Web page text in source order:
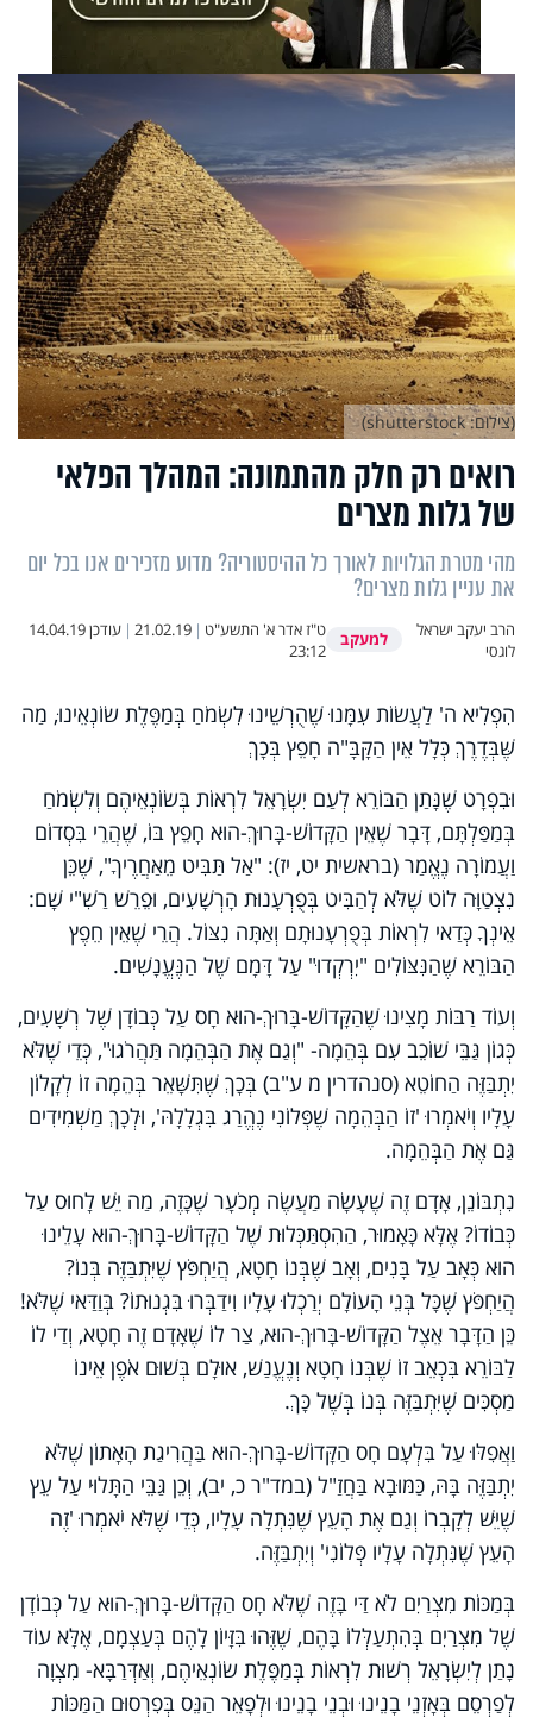
רואים רק חלק מהתמונה: המהלך הפלאי
של גלות מצרים
מהי מטרת הגלויות לאורך כל ההיסטוריה? מדוע מזכירים אנו בכל יום
את עניין גלות מצרים?
הרב יעקב ישראל
לוגסי
למעקב ט"ז אדר א' התשע"ט |
21.02.19
| עודכן14.04.19
23:12
(צילום: shutterstock)
הִפְלִיא ה' לַעֲשׂוֹת עִמָּנוּ שֶׁהֻרְשֵׁינוּ לִשְׂמֹחַ בְּמַפֶּלֶת שׂוֹנְאֵינוּ, מַה
שֶּׁבְּדֶרֶךְ כְּלָל אֵין הַקָּבָּ"ה חָפֵץ בְּכָךְ
וּבִפְרָט שֶׁנָּתַן הַבּוֹרֵא לְעַם יִשְׂרָאֵל לִרְאוֹת בְּשׂוֹנְאֵיהֶם וְלִשְׂמֹחַ
בְּמַפַּלְתָּם, דָּבָר שֶׁאֵין הַקָּדוֹשׁ-בָּרוּךְ-הוּא חָפֵץ בּוֹ, שֶׁהֲרֵי בִּסְדוֹם
וַעֲמוֹרָה נֶאֱמַר (בראשית יט, יז): "אַל תַּבִּיט מֵאַחֲרֶיךָ", שֶׁכֵּן
נִצְטַוָּה לוֹט שֶׁלֹּא לְהַבִּיט בְּפֻרְעָנוּת הָרְשָׁעִים, וּפֵרֵשׁ רַשִׁ"י שָׁם:
אֵינְךָ כְּדַאי לִרְאוֹת בְּפֻרְעָנוּתָם וְאַתָּה נִצּוֹל. הֲרֵי שֶׁאֵין חֵפֶץ
הַבּוֹרֵא שֶׁהַנִּצּוֹלִים "יִרְקְדוּ" עַל דָּמָם שֶׁל הַנֶּעֱנָשִׁים.
וְעוֹד רַבּוֹת מָצִינוּ שֶׁהַקָּדוֹשׁ-בָּרוּךְ-הוּא חָס עַל כְּבוֹדָן שֶׁל רְשָׁעִים,
כְּגוֹן גַּבֵּי שׁוֹכֵב עִם בְּהֵמָה- "וְגַם אֶת הַבְּהֵמָה תַּהֲרֹגוּ", כְּדֵי שֶׁלֹּא
יִתְבַּזֶּה הַחוֹטֵא (סנהדרין מ ע"ב) בְּכָךְ שֶׁתִּשָּׁאֵר בְּהֵמָה זוֹ לְקָלוֹן
עָלָיו וְיֹאמְרוּ 'זוֹ הַבְּהֵמָה שֶׁפְּלוֹנִי נֶהֱרַג בִּגְלָלָהּ', וּלְכָךְ מַשְׁמִידִים
גַּם אֶת הַבְּהֵמָה.
נִתְבּוֹנֵן, אָדָם זֶה שֶׁעָשָׂה מַעֲשֶׂה מְכֹעָר שֶׁכָּזֶה, מַה יֵּשׁ לָחוּס עַל
כְּבוֹדוֹ? אֶלָּא כָּאָמוּר, הַהִסְתַּכְּלוּת שֶׁל הַקָּדוֹשׁ-בָּרוּךְ-הוּא עָלֵינוּ
הוּא כְּאָב עַל בָּנִים, וְאָב שֶׁבְּנוֹ חָטָא, הֲיַחְפֹּץ שֶׁיִּתְבַּזֶּה בְּנוֹ?
הֲיַחְפֹּץ שֶׁכָּל בְּנֵי הָעוֹלָם יְרַכְלוּ עָלָיו וִידַבְּרוּ בִּגְנוּתוֹ? בְּוַדַּאי שֶׁלֹּא!
כֵּן הַדָּבָר אֵצֶל הַקָּדוֹשׁ-בָּרוּךְ-הוּא, צַר לוֹ שֶׁאָדָם זֶה חָטָא, וְדַי לוֹ
לַבּוֹרֵא בִּכְאֵב זוֹ שֶׁבְּנוֹ חָטָא וְנֶעֱנַשׁ, אוּלָם בְּשׁוּם אֹפֶן אֵינוֹ
מַסְכִּים שֶׁיִּתְבַּזֶּה בְּנוֹ בְּשֶׁל כָּךְ.
וַאֲפִלּוּ עַל בִּלְעָם חָס הַקָּדוֹשׁ-בָּרוּךְ-הוּא בַּהֲרִיגַת הָאָתוֹן שֶׁלֹּא
יִתְבַּזֶּה בָּהּ, כַּמּוּבָא בַּחֲזַ"ל (במד"ר כ, יב), וְכֵן גַּבֵּי הַתָּלוּי עַל עֵץ
שֶׁיֵּשׁ לְקָבְרוֹ וְגַם אֶת הָעֵץ שֶׁנִּתְלָה עָלָיו, כְּדֵי שֶׁלֹּא יֹאמְרוּ 'זֶה
הָעֵץ שֶׁנִּתְלָה עָלָיו פְּלוֹנִי' וְיִתְבַּזֶּה.
בְּמַכּוֹת מִצְרַיִם לֹא דַּי בָּזֶה שֶׁלֹּא חָס הַקָּדוֹשׁ-בָּרוּךְ-הוּא עַל כְּבוֹדָן
שֶׁל מִצְרַיִם בְּהִתְעַלְּלוֹ בָּהֶם, שֶׁזֶּהוּ בִּזָּיוֹן לָהֶם בְּעַצְמָם, אֶלָּא עוֹד
נָתַן לְיִשְׂרָאֵל רְשׁוּת לִרְאוֹת בְּמַפֶּלֶת שׂוֹנְאֵיהֶם, וְאַדְּרַבָּא- מִצְוָה
לְפַרְסֵם בְּאָזְנֵי בָנֵינוּ וּבְנֵי בָנֵינוּ וּלְפָאֵר הַנֵּס בְּפִרְסוּם הַמַּכּוֹת